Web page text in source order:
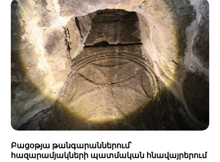
Բացօթյա թանգարաններում՝
հազարամյակների պատմական հնավայրերում